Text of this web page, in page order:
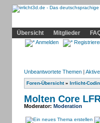
Übersicht
Mitglieder
Anmelden
Unbeantwortete Themen|
Foren-Übersicht» Irrlicht-
Molten Core
Moderator: Moderation